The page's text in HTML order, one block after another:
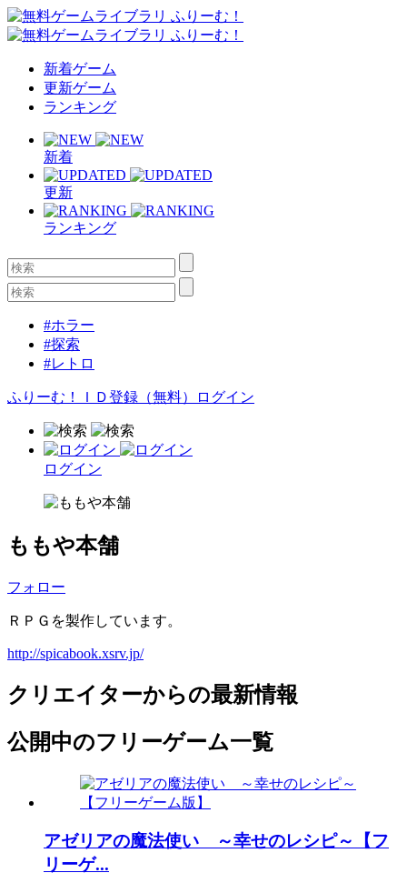
新着ゲーム
更新ゲーム
ランキング
新着
更新
ランキング
#ホラー
#探索
#レトロ
ふりーむ！ＩＤ登録（無料） ログイン
ログイン
ももや本舗
フォロー
ＲＰＧを製作しています。
http://spicabook.xsrv.jp/
クリエイターからの最新情報
公開中のフリーゲーム一覧
アゼリアの魔法使い ～幸せのレシピ～【フ
リーゲ...